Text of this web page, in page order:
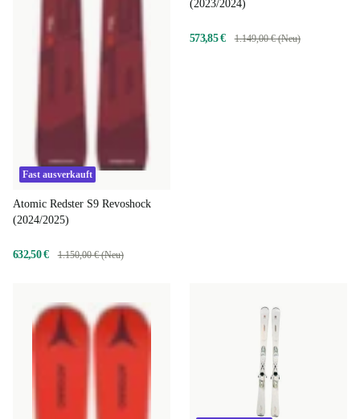
Fast ausverkauft
Atomic Redster S9 Revoshock
(2024/2025)
632,50 € 1.150,00 € (Neu)
(2023/2024)
573,85 € 1.149,00 € (Neu)